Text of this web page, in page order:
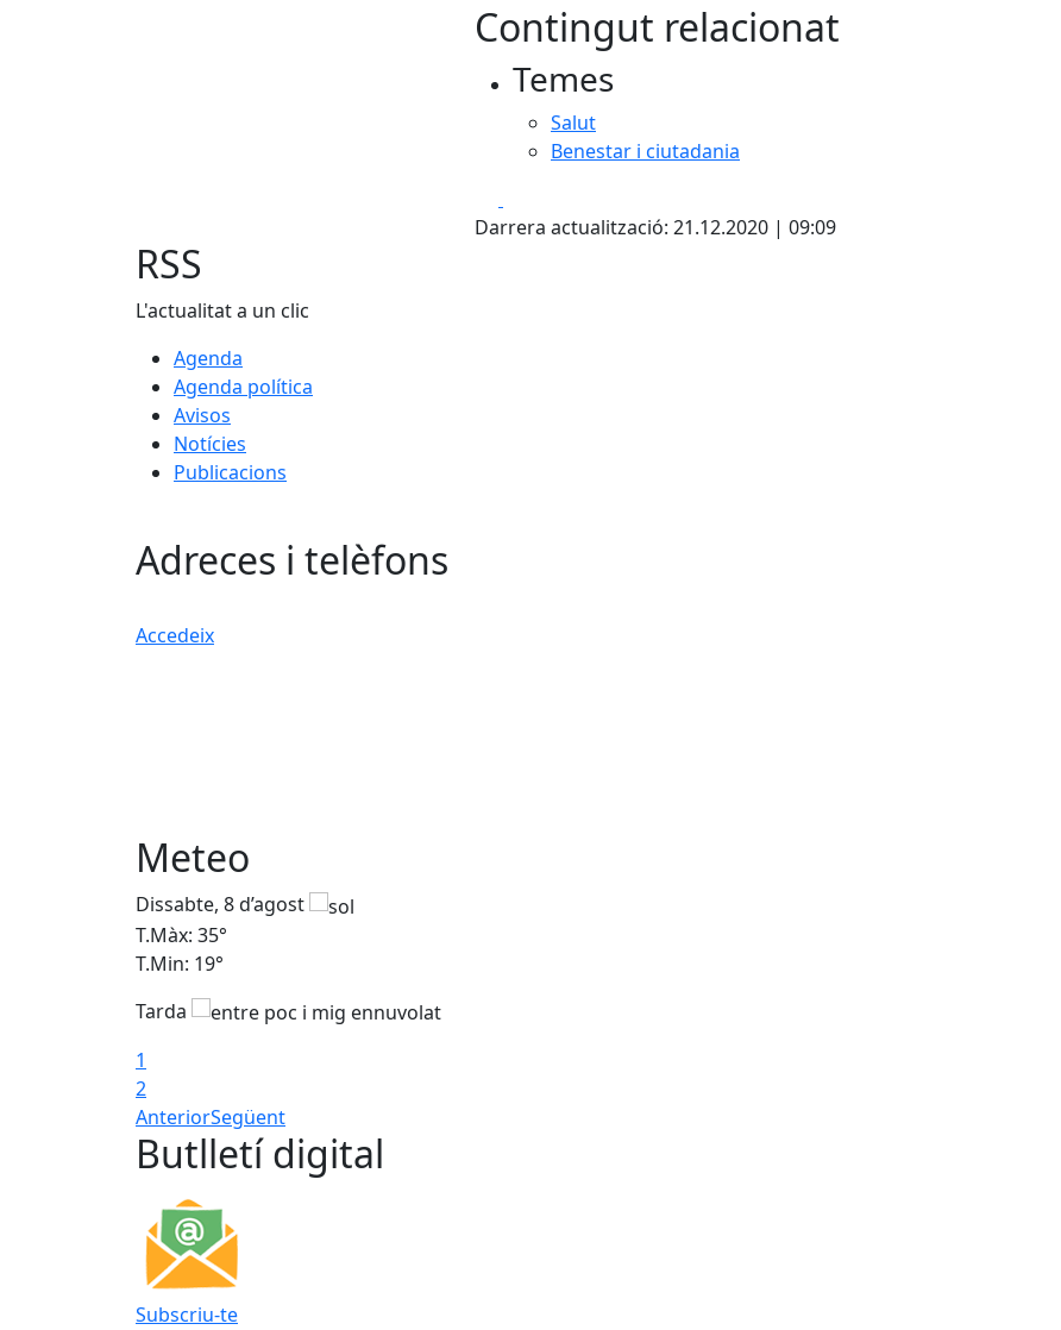
Contingut relacionat
Temes
Salut
Benestar i ciutadania
Darrera actualització: 21.12.2020 | 09:09
RSS
L'actualitat a un clic
Agenda
Agenda política
Avisos
Notícies
Publicacions
Adreces i telèfons
Accedeix
Meteo
Dissabte, 8 d’agost
T.Màx: 35°
T.Min: 19°
Tarda
1
2
AnteriorSegüent
Butlletí digital
Subscriu-te